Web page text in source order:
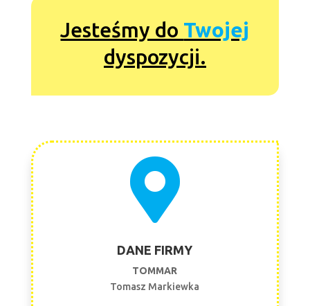
Jesteśmy do Twojej
dyspozycji.

DANE FIRMY
TOMMAR
Tomasz Markiewka